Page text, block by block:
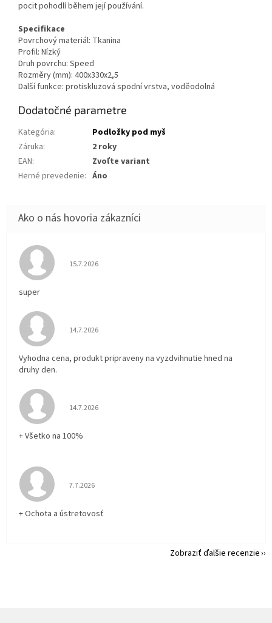
pocit pohodlí během její používání.
Specifikace
Povrchový materiál: Tkanina
Profil: Nízký
Druh povrchu: Speed
Rozměry (mm): 400x330x2,5
Další funkce: protiskluzová spodní vrstva, voděodolná
Dodatočné parametre
Kategória:
Podložky pod myš
Záruka:
2 roky
EAN:
Zvoľte variant
Herné prevedenie: Áno
Hodnotenie obchodu je 5 z 5 hviezdičiek.
15.7.2026
super
Hodnotenie obchodu je 5 z 5 hviezdičiek.
14.7.2026
Vyhodna cena, produkt pripraveny na vyzdvihnutie hned na
druhy den.
Hodnotenie obchodu je 5 z 5 hviezdičiek.
14.7.2026
+ Všetko na 100%
Hodnotenie obchodu je 5 z 5 hviezdičiek.
7.7.2026
+ Ochota a ústretovosť
Zobraziť ďalšie recenzie